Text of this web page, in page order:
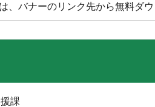
、バナーのリンク先から無料ダウ
課